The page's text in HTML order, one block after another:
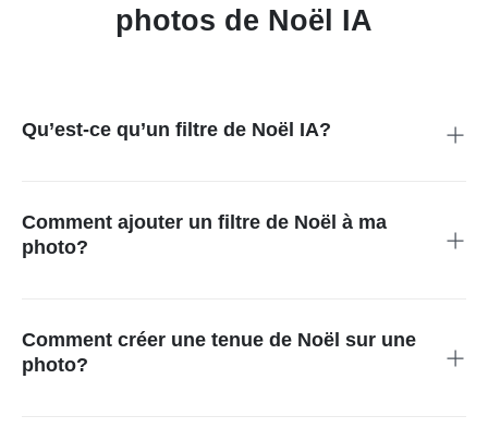
photos de Noël IA
Qu’est-ce qu’un filtre de Noël IA?
création sur le thème des fêtes, avec décorations, effets et
même tenues de Noël.
Comment ajouter un filtre de Noël à ma
photo?
Démarrer ». En quelques secondes, votre image se
transforme en un visuel magique.
Comment créer une tenue de Noël sur une
photo?